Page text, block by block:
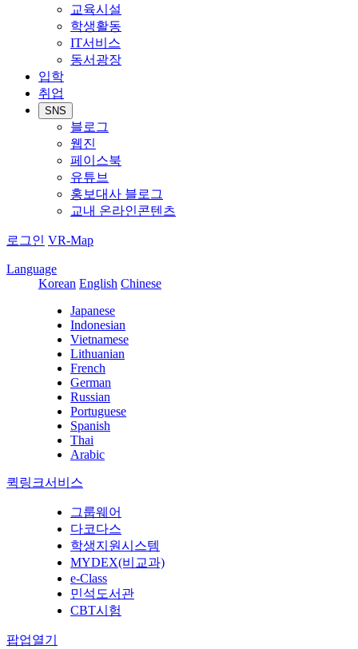
교육시설
학생활동
IT서비스
동서광장
입학
취업
SNS
블로그
웹진
페이스북
유튜브
홍보대사 블로그
교내 온라인콘텐츠
로그인 VR-Map
Language
Korean English Chinese
Japanese
Indonesian
Vietnamese
Lithuanian
French
German
Russian
Portuguese
Spanish
Thai
Arabic
퀵링크서비스
그룹웨어
다코다스
학생지원시스템
MYDEX(비교과)
e-Class
민석도서관
CBT시험
팝업열기